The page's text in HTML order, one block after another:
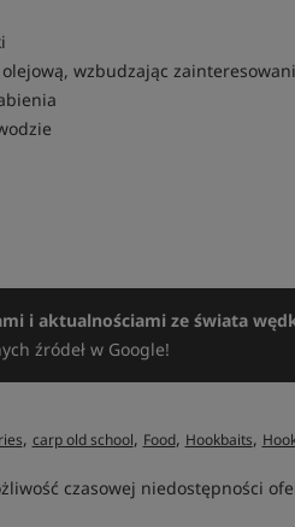
wzbudzając
i aktualnościami ze świata
źródeł w Google!
, carp old school, Food, Hookbaits,
czasowej niedostępności